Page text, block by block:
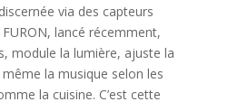
via des capteurs
lancé récemment,
module la lumière, ajuste la
la musique selon les
la cuisine. C’est cette